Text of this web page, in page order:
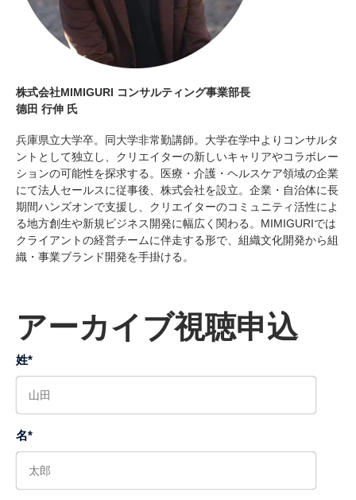
株式会社MIMIGURI コンサルティング事業部長
德田 行伸 氏
兵庫県立大学卒。同大学非常勤講師。大学在学中よりコンサルタ
ントとして独立し、クリエイターの新しいキャリアやコラボレー
ションの可能性を探求する。医療・介護・ヘルスケア領域の企業
にて法人セールスに従事後、株式会社を設立。企業・自治体に長
期間ハンズオンで支援し、クリエイターのコミュニティ活性によ
る地方創生や新規ビジネス開発に幅広く関わる。MIMIGURIでは
クライアントの経営チームに伴走する形で、組織文化開発から組
織・事業ブランド開発を手掛ける。
アーカイブ視聴申込
姓*
名*